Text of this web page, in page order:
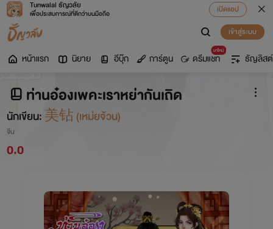
Tunwalai ธัญวลัย
เพื่อประสบการณ์ที่ดีกว่าบนมือถือ
เปิดแอป
เข้าสู่ระบบ
หน้าแรก นิยาย อีบุ๊ก การ์ตูน
มาใหม่
ดรีมแชท ธัญลิสต์
ท่านอ๋องเพคะเราหย่ากันเถิด
นักเขียน: 美钻 (เหม่ยจ้วน)
จีน
0.0